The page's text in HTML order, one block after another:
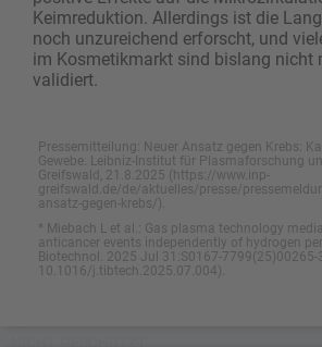
Keimreduktion. Allerdings ist die
noch unzureichend erforscht, und
im Kosmetikmarkt sind bislang nicht
validiert.
Pressemitteilung: Neuer Ansatz gegen Krebs:
Gewebe. Leibniz-Institut für Plasmaforschung
Greifswald, 21.8.2025 (https://www.inp-
greifswald.de/de/aktuelles/presse/
ansatz-gegen-krebs/).
* Miebach L et al.: Gas plasma technology
anticancer events independently of hydrogen
Biotechnol. 2025 Jul 31:S0167-7799(25)00265-3
10.1016/j.tibtech.2025.07.004).